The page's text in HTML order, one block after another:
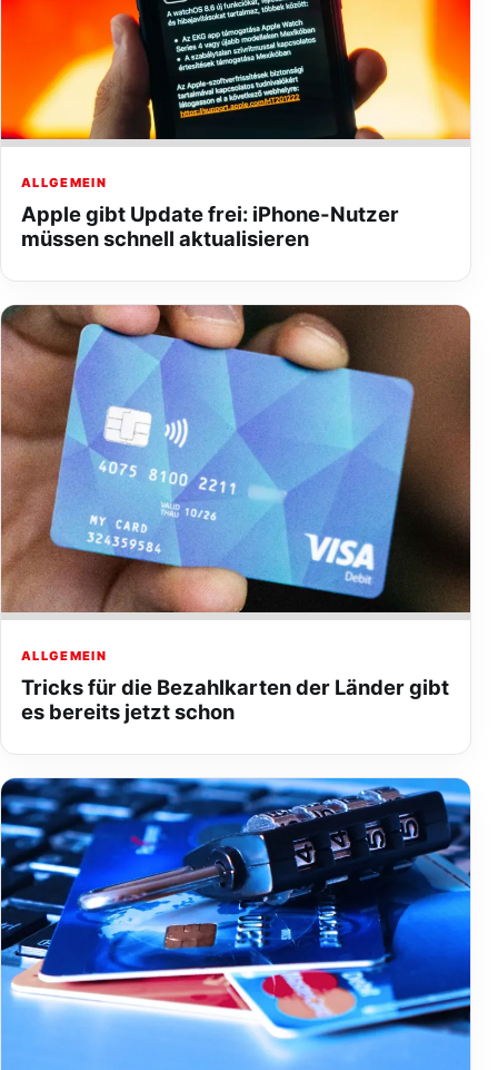
ALLGEMEIN
Apple gibt Update frei: iPhone-Nutzer
müssen schnell aktualisieren
ALLGEMEIN
Tricks für die Bezahlkarten der Länder gibt
es bereits jetzt schon